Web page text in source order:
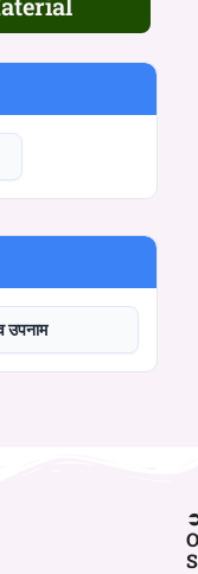
उपनाम